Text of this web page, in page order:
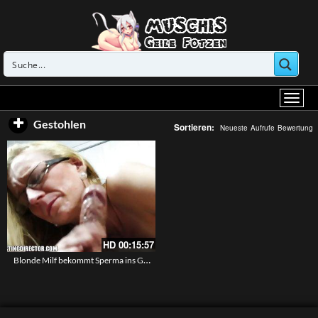
Gestohlen Sortieren: Neueste Aufrufe Bewertung
HD00:15:57
Blonde Milf bekommt Sperma ins Gesicht